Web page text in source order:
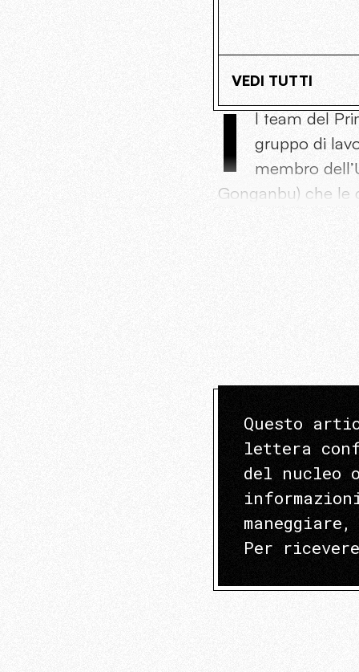
VEDI TUTTI
I
l team del
gruppo di
membro
Gonganbu) che le
Questo
lettera
del nucleo
Per